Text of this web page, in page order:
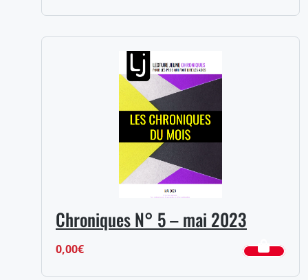
Chroniques N° 5 – mai 2023
0,00€